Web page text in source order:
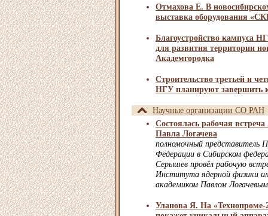
Отмахова Е. В
выставка оборудования
Благоустройство кампуса
для развития территории
Академгородка
Строительство третьей и
НГУ планируют завершить к
Научные организации СО РАН
Состоялась рабочая
Павла Логачева
полномочный представитель
Федерации в Сибирском
Серышев провёл рабочую
Института ядерной физики
академиком Павлом Логачевым
Уланова Я. На